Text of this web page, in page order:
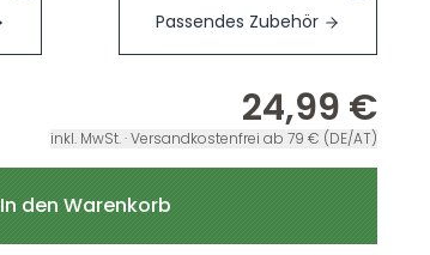
Passendes Zubehör
24,99 €
inkl. MwSt. · Versandkostenfrei ab 79 € (DE/AT)
In den Warenkorb